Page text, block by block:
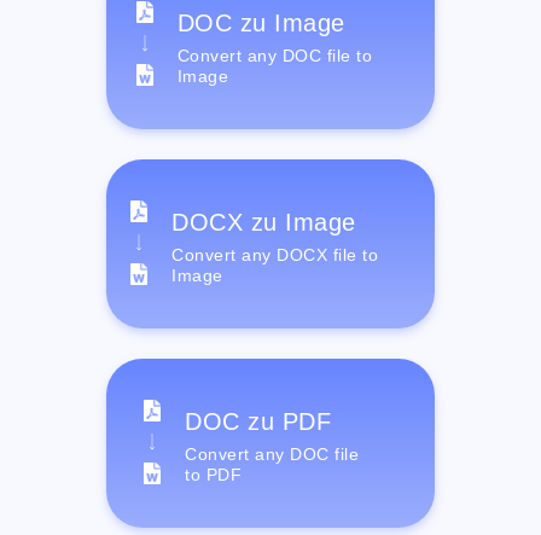
DOC zu Image
Convert any DOC file to
Image
DOCX zu Image
Convert any DOCX file to
Image
DOC zu PDF
Convert any DOC file
to PDF